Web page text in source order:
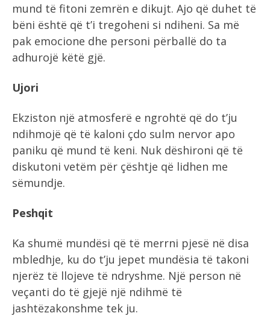
mund të fitoni zemrën e dikujt. Ajo që duhet të
bëni është që t’i tregoheni si ndiheni. Sa më
pak emocione dhe personi përballë do ta
adhurojë këtë gjë.
Ujori
Ekziston një atmosferë e ngrohtë që do t’ju
ndihmojë që të kaloni çdo sulm nervor apo
paniku që mund të keni. Nuk dëshironi që të
diskutoni vetëm për çështje që lidhen me
sëmundje.
Peshqit
Ka shumë mundësi që të merrni pjesë në disa
mbledhje, ku do t’ju jepet mundësia të takoni
njerëz të llojeve të ndryshme. Një person në
veçanti do të gjejë një ndihmë të
jashtëzakonshme tek ju.